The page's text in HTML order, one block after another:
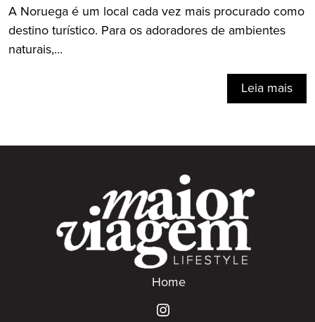
A Noruega é um local cada vez mais procurado como
destino turístico. Para os adoradores de ambientes
naturais,...
Leia mais
Home